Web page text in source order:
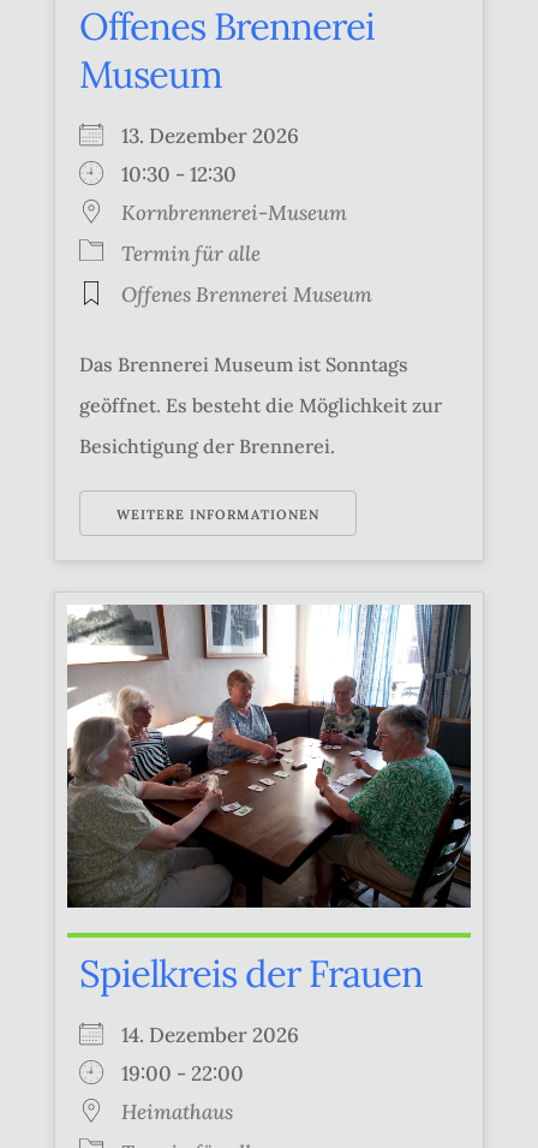
Offenes Brennerei
Museum
13. Dezember 2026
10:30 - 12:30
Kornbrennerei-Museum
Termin für alle
Offenes Brennerei Museum
Das Brennerei Museum ist Sonntags
geöffnet. Es besteht die Möglichkeit zur
Besichtigung der Brennerei.
WEITERE INFORMATIONEN
Spielkreis der Frauen
14. Dezember 2026
19:00 - 22:00
Heimathaus